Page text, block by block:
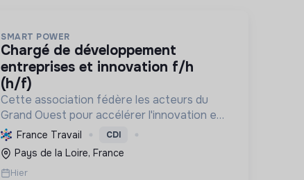
SMART POWER
chargé de développement
entreprises et innovation f/h
(h/f)
Cette association fédère les acteurs du
Grand Ouest pour accélérer l'innovation en
énergie, électronique et décarbonation,
favorisant une transition écologique et le
développement économique régional.
France Travail CDI
Pays de la Loire, France
Hier